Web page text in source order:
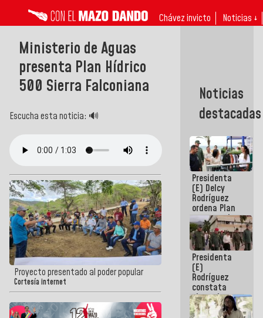
Chávez invicto Noticias ↓
Ministerio de Aguas
presenta Plan Hídrico
500 Sierra Falconiana
Escucha esta noticia: 🔊
Proyecto presentado al poder popular
Cortesía internet
Noticias
destacadas
Presidenta
(E) Delcy
Rodríguez
ordena Plan
maestro de
desarrollo
logístico y
turístico
para La
Guaira
Presidenta
(E)
Rodríguez
constata
obras de
rehabilitación